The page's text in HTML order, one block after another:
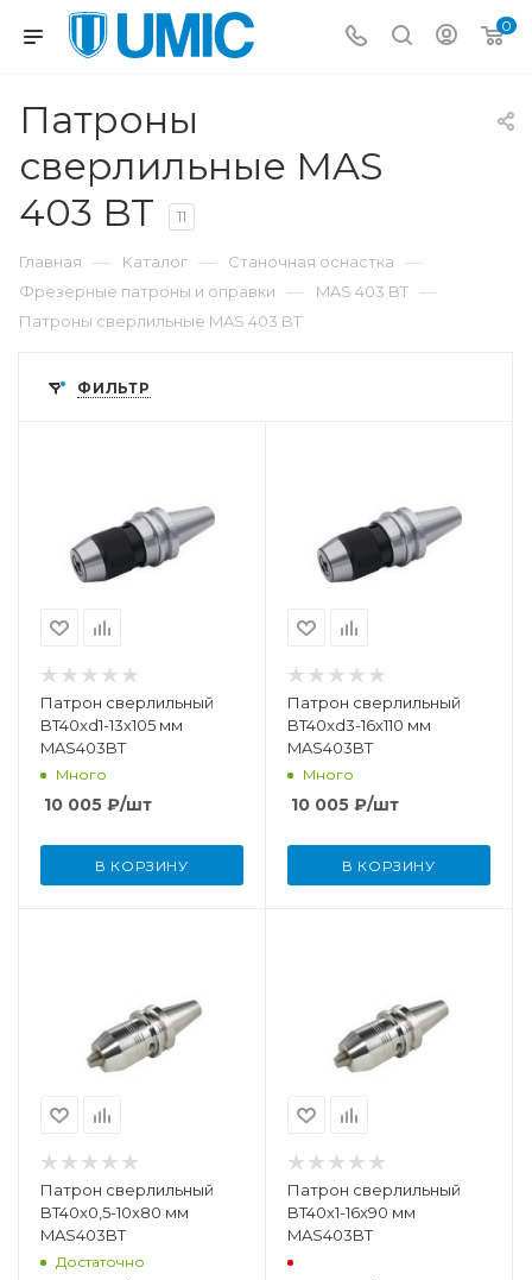
0
Патроны
сверлильные MAS
403 BT
11
Главная — Каталог — Станочная оснастка —
Фрезерные патроны и оправки — MAS 403 BT —
Патроны сверлильные MAS 403 BT
ФИЛЬТР
Патрон сверлильный
BT40xd1-13x105 мм
MAS403BT
Много
10 005 ₽/шт
В КОРЗИНУ
Патрон сверлильный
BT40xd3-16x110 мм
MAS403BT
Много
10 005 ₽/шт
В КОРЗИНУ
Патрон сверлильный
BT40x0,5-10x80 мм
MAS403BT
Достаточно
Патрон сверлильный
BT40x1-16x90 мм
MAS403BT